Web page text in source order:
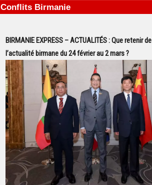
Conflits Birmanie
BIRMANIE EXPRESS – ACTUALITÉS : Que retenir de
l’actualité birmane du 24 février au 2 mars ?